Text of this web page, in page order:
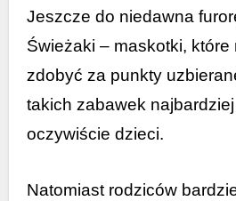
Jeszcze do niedawna
Świeżaki – maskotki, które
zdobyć za punkty
takich zabawek najbardziej
oczywiście dzieci.
Natomiast rodziców